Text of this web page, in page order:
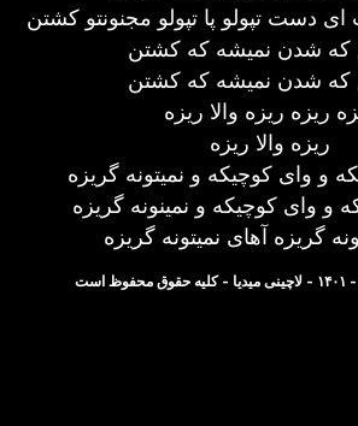
دست تپولو پا تپولو مجنونتو کشتن
شدن نمیشه که کشتن
شدن نمیشه که کشتن
ریزه ریزه والا ریزه
ریزه والا ریزه
و وای کوچیکه و نمیتونه گریزه
و وای کوچیکه و نمینونه گریزه
گریزه آهای نمیتونه گریزه